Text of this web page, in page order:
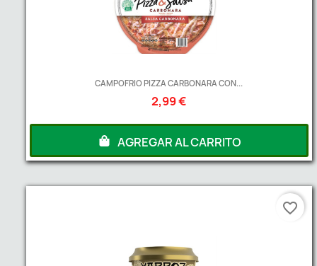
CAMPOFRIO PIZZA CARBONARA CON...
2,99 €
AGREGAR AL CARRITO
favorite_border